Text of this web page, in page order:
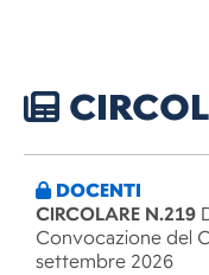
DOCENTI
CIRCOLARE N.219
Convocazione del
settembre 2026